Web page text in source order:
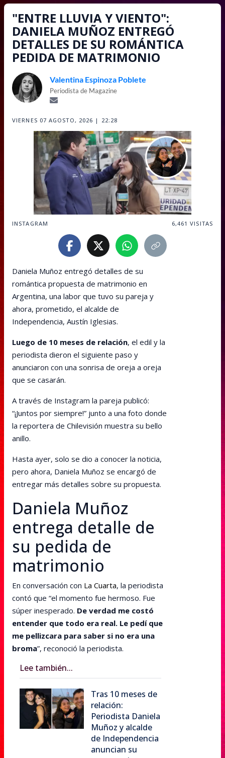
"ENTRE LLUVIA Y VIENTO":
DANIELA MUÑOZ ENTREGÓ
DETALLES DE SU ROMÁNTICA
PEDIDA DE MATRIMONIO
Valentina Espinoza Poblete
Periodista de Magazine
VIERNES 07 AGOSTO, 2026 | 22:28
INSTAGRAM 6,461 VISITAS
Daniela Muñoz entregó detalles de su
romántica propuesta de matrimonio en
Argentina, una labor que tuvo su pareja y
ahora, prometido, el alcalde de
Independencia, Austín Iglesias.
Luego de 10 meses de relación, el edil y la
periodista dieron el siguiente paso y
anunciaron con una sonrisa de oreja a oreja
que se casarán.
A través de Instagram la pareja publicó:
“¡Juntos por siempre!” junto a una foto donde
la reportera de Chilevisión muestra su bello
anillo.
Hasta ayer, solo se dio a conocer la noticia,
pero ahora, Daniela Muñoz se encargó de
entregar más detalles sobre su propuesta.
Daniela Muñoz
entrega detalle de
su pedida de
matrimonio
En conversación con La Cuarta, la periodista
contó que “el momento fue hermoso. Fue
súper inesperado. De verdad me costó
entender que todo era real. Le pedí que
me pellizcara para saber si no era una
broma”, reconoció la periodista.
Lee también...
Tras 10 meses de
relación:
Periodista Daniela
Muñoz y alcalde
de Independencia
anuncian su